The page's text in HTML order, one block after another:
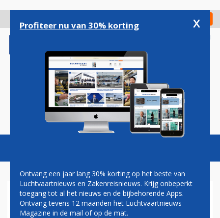
gaan
Check in
Magazine Podcasts Vacatures
SHANGHAI
Profiteer nu van 30% korting x
Ontvang een jaar lang 30% korting op het beste van
Luchtvaartnieuws en Zakenreisnieuws. Krijg onbeperkt
toegang tot al het nieuws en de bijbehorende Apps.
Ontvang tevens 12 maanden het Luchtvaartnieuws
Magazine in de mail of op de mat.